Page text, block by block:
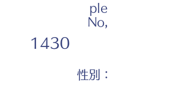
ple
No,
1430
性別：